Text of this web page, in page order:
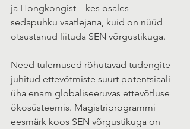
ja Hongkongist—kes osales
sedapuhku vaatlejana, kuid on nüüd
otsustanud liituda SEN võrgustikuga.
Need tulemused rõhutavad tudengite
juhitud ettevõtmiste suurt potentsiaali
üha enam globaliseeruvas ettevõtluse
ökosüsteemis. Magistriprogrammi
eesmärk koos SEN võrgustikuga on